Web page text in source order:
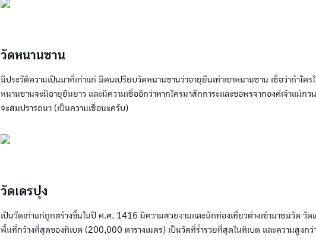
วัดหนานซาน
มีประวัติความเป็นมาที่เก่าแก่ มีคนเปรียบวัดหนานซานว่าอายุยืนเท่าเขาหนานซาน เชื่อว่าถ้าใคร
หนานซานจะมีอายุยืนยาว และมีความเชื่ออีกว่าหากใครมาสักการะและขอพรจากองค์เจ้าแม่ก
จะสมปรารถนา (เป็นความเชื่อนะครับ)
วัดเดรปุง
เป็นวัดเก่าแก่ถูกสร้างขึ้นในปี ค.ศ. 1416 มีความสวยงามและนักท่องเที่ยวต่างเข้ามาชมวัด วัด
พื้นที่กว้างที่สุดของทิเบต (200,000 ตารางเมตร) เป็นวัดที่ร่ำรวยที่สุดในทิเบต และความสูงก